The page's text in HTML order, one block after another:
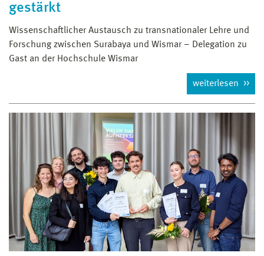
gestärkt
Wissenschaftlicher Austausch zu transnationaler Lehre und
Forschung zwischen Surabaya und Wismar – Delegation zu
Gast an der Hochschule Wismar
weiterlesen